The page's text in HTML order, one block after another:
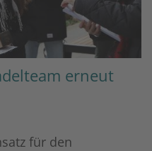
erneut
für den